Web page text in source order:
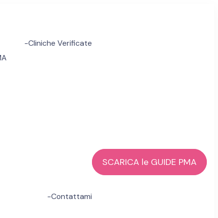
| Realizza il tuo sogno di
e Accedere Liberamente all' ETEROLOGA
-Cliniche Verificate
-Contattami
SCARICA le GUIDE PMA